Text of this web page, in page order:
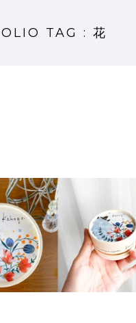
TAG : 花
SOAP パッケージイラス
ト
Design Package · Work